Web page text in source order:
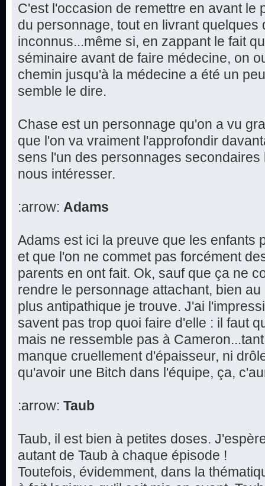
C'est l'occasion de remettre en avant le
du personnage, tout en livrant quelques
inconnus...même si, en zappant le fait
séminaire avant de faire médecine, on
chemin jusqu'à la médecine a été un
semble le dire.
Chase est un personnage qu'on a vu
que l'on va vraiment l'approfondir
sens l'un des personnages
nous intéresser.
:arrow: Adams
Adams est ici la preuve que les enfants
et que l'on ne commet pas forcément
parents en ont fait. Ok, sauf que ça ne
rendre le personnage attachant, bien
plus antipathique je trouve. J'ai
savent pas trop quoi faire d'elle : il faut
mais ne ressemble pas à
manque cruellement d'épaisseur, ni
qu'avoir une Bitch dans l'équipe, ça,
:arrow: Taub
Taub, il est bien à petites doses.
autant de Taub à chaque épisode !
Toutefois, évidemment, dans la